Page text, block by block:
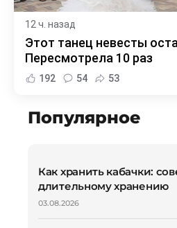
12 ч. назад
Этот танец невесты
Пересмотрела 10 раз
192 54 53
Популярное
Как хранить кабачки:
длительному хранению
03.08.2026